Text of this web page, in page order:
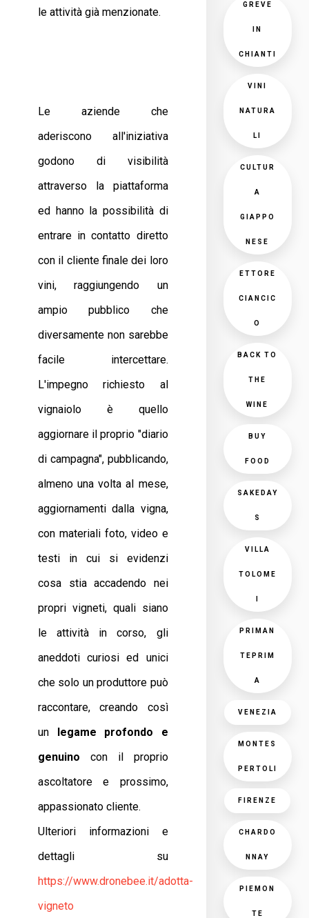
le attività già menzionate.
Le aziende che
aderiscono all'iniziativa
godono di visibilità
attraverso la piattaforma
ed hanno la possibilità di
entrare in contatto diretto
con il cliente finale dei loro
vini, raggiungendo un
ampio pubblico che
diversamente non sarebbe
facile intercettare.
L'impegno richiesto al
vignaiolo è quello
aggiornare il proprio "diario
di campagna", pubblicando,
almeno una volta al mese,
aggiornamenti dalla vigna,
con materiali foto, video e
testi in cui si evidenzi
cosa stia accadendo nei
propri vigneti, quali siano
le attività in corso, gli
aneddoti curiosi ed unici
che solo un produttore può
raccontare, creando così
un legame profondo e
genuino con il proprio
ascoltatore e prossimo,
appassionato cliente.
Ulteriori informazioni e
dettagli su
https://www.dronebee.it/adotta-
vigneto
GREVE
IN
CHIANTI
VINI
NATURA
LI
CULTUR
A
GIAPPO
NESE
ETTORE
CIANCIC
O
BACK TO
THE
WINE
BUY
FOOD
SAKEDAY
S
VILLA
TOLOME
PRIMAN
TEPRIM
A
VENEZIA
MONTES
PERTOLI
FIRENZE
CHARDO
NNAY
PIEMON
TE